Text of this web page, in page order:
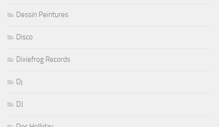
Dessin Peintures
Disco
Dixiefrog Records
Dj
DJ